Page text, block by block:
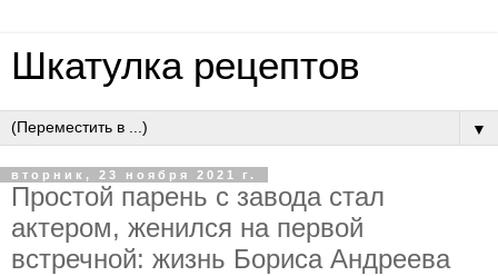
Шкатулка рецептов
▼
вторник, 23 ноября 2021 г.
Простой парень с завода стал
актером, женился на первой
встречной: жизнь Бориса Андреева